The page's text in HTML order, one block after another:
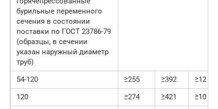
бурильные переменного
сечения в состоянии
поставки по ГОСТ 23786-79
(образцы, в сечении
указан наружный диаметр
труб)
54-120
≥255 ≥392
≥12
120
≥274 ≥421
≥10